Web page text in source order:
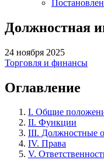
Должностная
24 ноября 2025
Торговля и финансы
Оглавление
I. Общие
II. Функции
III. Должностные
IV. Права
V.